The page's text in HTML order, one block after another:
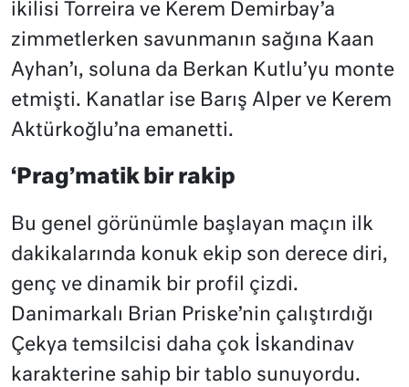
ikilisi Torreira ve Kerem Demirbay’a
zimmetlerken savunmanın sağına Kaan
Ayhan’ı, soluna da Berkan Kutlu’yu monte
etmişti. Kanatlar ise Barış Alper ve Kerem
Aktürkoğlu’na emanetti.
‘Prag’matik bir rakip
Bu genel görünümle başlayan maçın ilk
dakikalarında konuk ekip son derece diri,
genç ve dinamik bir profil çizdi.
Danimarkalı Brian Priske’nin çalıştırdığı
Çekya temsilcisi daha çok İskandinav
karakterine sahip bir tablo sunuyordu.